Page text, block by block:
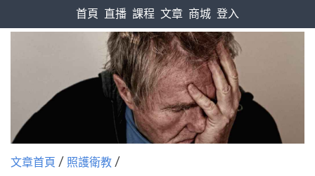
首頁 直播 課程 文章 商城 登入
文章首頁 / 照護衛教 /